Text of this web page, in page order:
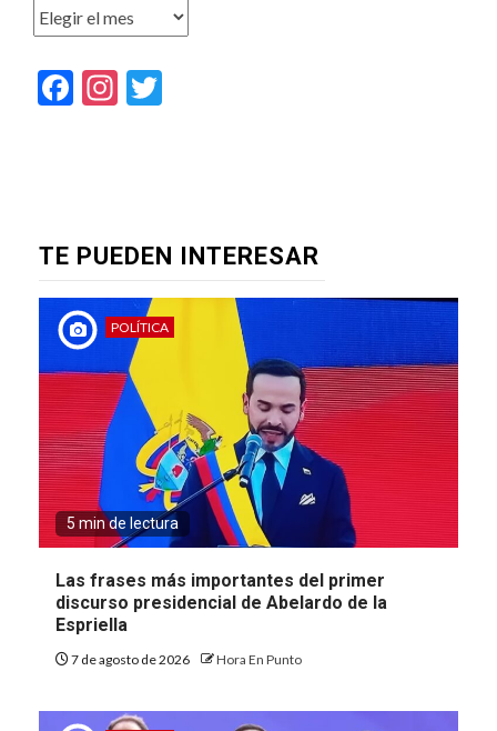
Archivos
Facebook
Instagram
TE PUEDEN INTERESAR
POLÍTICA
5 min de lectura
Las frases más importantes del primer
discurso presidencial de Abelardo de la
Espriella
7 de agosto de 2026 Hora En Punto